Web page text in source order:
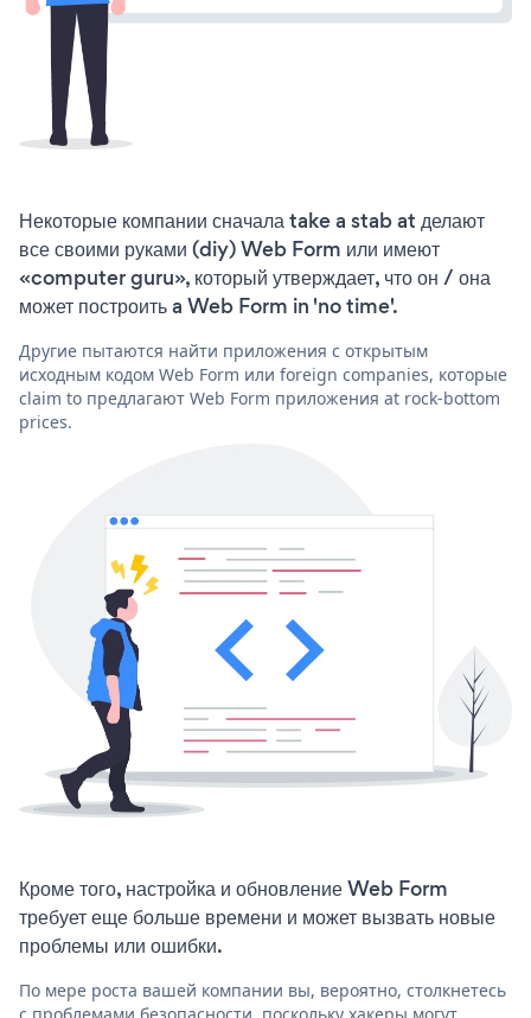
Некоторые компании сначала take a stab at делают
все своими руками (diy) Web Form или имеют
«computer guru», который утверждает, что он / она
может построить a Web Form in 'no time'.
Другие пытаются найти приложения с открытым
исходным кодом Web Form или foreign companies, которые
claim to предлагают Web Form приложения at rock-bottom
prices.
Кроме того, настройка и обновление Web Form
требует еще больше времени и может вызвать новые
проблемы или ошибки.
По мере роста вашей компании вы, вероятно, столкнетесь